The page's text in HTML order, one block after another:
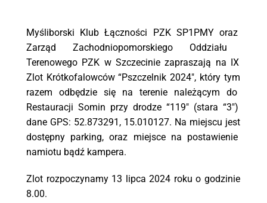
Myśliborski Klub Łączności PZKSP1PMYoraz
Zarząd Zachodniopomorskiego Oddziału
Terenowego PZK wSzczeciniezapraszają na IX
Zlot Krótkofalowców “Pszczelnik2024″, który tym
razem odbędzie się na terenie należącym do
RestauracjiSomin przydrodze “119″ (stara “3″)
dane GPS: 52.873291, 15.010127. Na miejscu jest
dostępny parking,oraz miejsce na postawienie
namiotu bądź kampera.
Zlot rozpoczynamy 13 lipca2024 rokuo godzinie
8.00.